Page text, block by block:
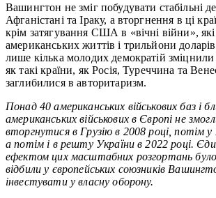
Вашингтон не зміг побудувати стабільні
Афганістані та Іраку, а вторгнення в ці
крім затягування США в «вічні війни»,
американських життів і трильйони
лише кілька молодих демократій зміцнили
як такі країни, як Росія, Туреччина та
заглибилися в авторитаризм.
Понад 40 американських військових баз і
американських військових в Європі не
вторгнутися в Грузію в 2008 році, потім у
а потім і в решту України в 2022 році.
ефектом цих масштабних розгортань
відбили у європейських союзників
інвестувати у власну оборону.